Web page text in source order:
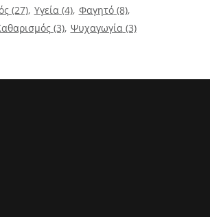
(27) Υγεία (4) Φαγητό(8)
(3) Ψυχαγωγία (3)